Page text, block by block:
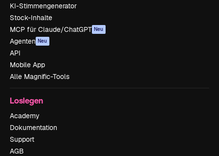
KI-Stimmengenerator
Stock-Inhalte
MCP für Claude/ChatGPT Neu
Agenten Neu
API
Mobile App
Alle Magnific-Tools
Loslegen
Academy
Dokumentation
Support
AGB